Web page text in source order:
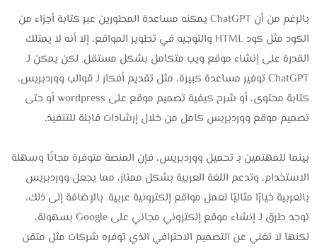
بالرغم من أن ChatGPT يمكنه مساعدة المطورين عبر كتابة أجزاء من
الكود مثل كود HTML والتوجيه في تطوير المواقع، إلا أنه لا يمتلك
القدرة على إنشاء موقع ويب متكامل بشكل مستقل. لكن يمكن لـ
ChatGPT توفير مساعدة كبيرة، مثل تقديم أفكار لـ قوالب ووردبريس،
كتابة محتوى، أو شرح كيفية تصميم موقع على wordpress أو حتى
تصميم موقع ووردبريس كامل من خلال إرشادات قابلة للتنفيذ.
بينما للمهتمين بـ تحميل ووردبريس، فإن المنصة متوفرة مجانًا وسهلة
الاستخدام، وتدعم اللغة العربية بشكل ممتاز، مما يجعل ووردبريس
بالعربية خيارًا مثاليًا لعمل مواقع إلكترونية عربية. بالإضافة إلى ذلك،
توجد طرق لـ إنشاء موقع إلكتروني مجاني على Google بسهولة،
لكنها لا تغني عن التصميم الاحترافي الذي توفره شركات مثل متقن